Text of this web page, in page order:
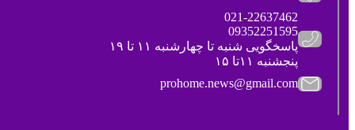
021-22637462
09352251595
پاسخگویی شنبه تا چهارشنبه ۱۱ تا ۱۹
پنجشنبه ۱۱تا ۱۵
prohome.news@gmail.com